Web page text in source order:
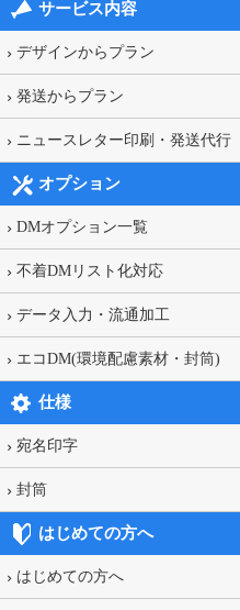
サービス内容
デザインからプラン
発送からプラン
ニュースレター印刷・発送代行
オプション
DMオプション一覧
不着DMリスト化対応
データ入力・流通加工
エコDM(環境配慮素材・封筒)
仕様
宛名印字
封筒
はじめての方へ
はじめての方へ